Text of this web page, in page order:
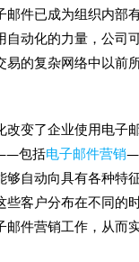
邮件已成为组织内部
自动化的力量，公司
易的复杂网络中以前
改变了企业使用电子
包括电子邮件营销
够自动向具有各种特
些客户分布在不同的
邮件营销工作，从而